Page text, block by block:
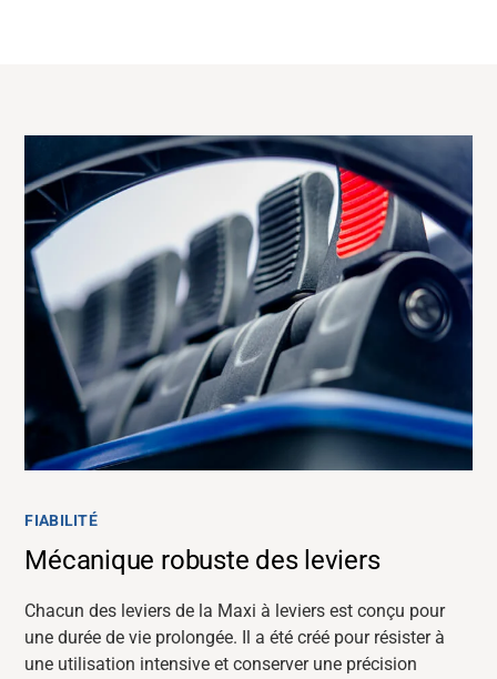
FIABILITÉ
Mécanique robuste des leviers
Chacun des leviers de la Maxi à leviers est conçu pour
une durée de vie prolongée. Il a été créé pour résister à
une utilisation intensive et conserverune précision